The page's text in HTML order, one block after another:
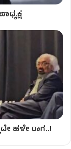
ಹಳೇ ರಾಗ..!